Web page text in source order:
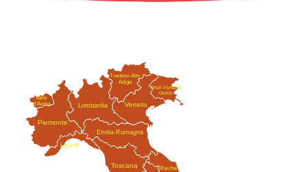
Valle
d'Aosta
Emilia-Romagna
Friuli-Venezia
Giulia
Liguria
Lombardia
Marche
Piemonte
Trentino-Alto
Adige
Toscana
Veneto